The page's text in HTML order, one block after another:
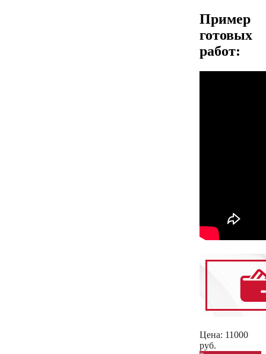
Пример
готовых
работ:
Цена: 11000
руб.